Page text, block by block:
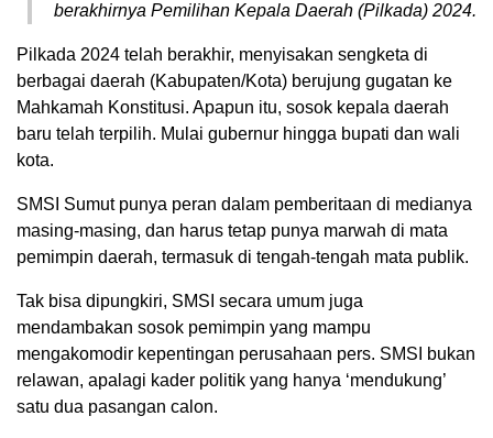
berakhirnya Pemilihan Kepala Daerah (Pilkada) 2024.
Pilkada 2024 telah berakhir, menyisakan sengketa di
berbagai daerah (Kabupaten/Kota) berujung gugatan ke
Mahkamah Konstitusi. Apapun itu, sosok kepala daerah
baru telah terpilih. Mulai gubernur hingga bupati dan wali
kota.
SMSI Sumut punya peran dalam pemberitaan di medianya
masing-masing, dan harus tetap punya marwah di mata
pemimpin daerah, termasuk di tengah-tengah mata publik.
Tak bisa dipungkiri, SMSI secara umum juga
mendambakan sosok pemimpin yang mampu
mengakomodir kepentingan perusahaan pers. SMSI bukan
relawan, apalagi kader politik yang hanya ‘mendukung’
satu dua pasangan calon.